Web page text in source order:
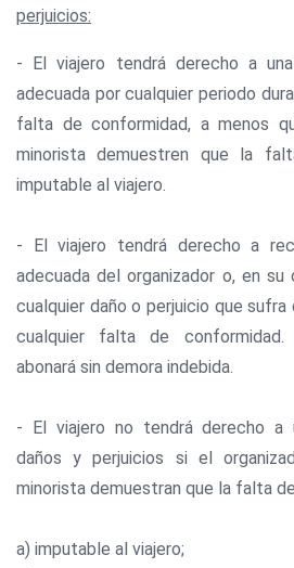
perjuicios:
- El viajero tendrá derecho a
adecuada por cualquier periodo
falta de conformidad, a menos
minorista demuestren que la
imputable al viajero.
- El viajero tendrá derecho a
adecuada del organizador o, en
cualquier daño o perjuicio que
cualquier falta de conformidad.
abonará sin demora indebida.
- El viajero no tendrá derecho a
daños y perjuicios si el
minorista demuestran que la falta
a) imputable al viajero;